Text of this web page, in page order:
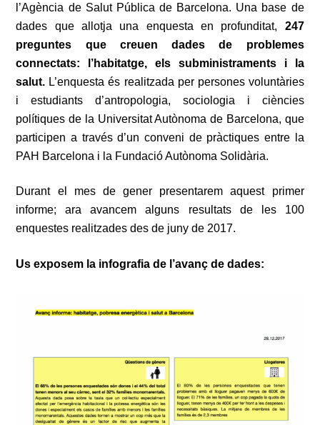
l’Agència de Salut Pública de Barcelona. Una base de
dades que allotja una enquesta en profunditat, 247
preguntes que creuen dades de problemes
connectats: l’habitatge, els subministraments i la
salut. L’enquesta és realitzada per persones voluntàries
i estudiants d’antropologia, sociologia i ciències
polítiques de la Universitat Autònoma de Barcelona, que
participen a través d’un conveni de pràctiques entre la
PAH Barcelona i la Fundació Autònoma Solidària.
Durant el mes de gener presentarem aquest primer
informe; ara avancem alguns resultats de les 100
enquestes realitzades des de juny de 2017.
Us exposem la infografia de l’avanç de dades: